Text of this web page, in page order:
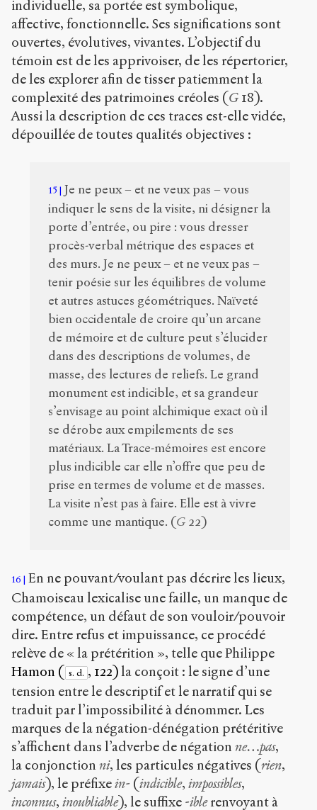
individuelle, sa portée est symbolique,
affective, fonctionnelle. Ses significations sont
ouvertes, évolutives, vivantes. L’objectif du
témoin est de les apprivoiser, de les répertorier,
de les explorer afin de tisser patiemment la
complexité des patrimoines créoles (G 18).
Aussi la description de ces traces est-elle vidée,
dépouillée de toutes qualités objectives :
15
Je ne peux – et ne veux pas – vous
indiquer le sens de la visite, ni désigner la
porte d’entrée, ou pire : vous dresser
procès-verbal métrique des espaces et
des murs. Je ne peux – et ne veux pas –
tenir poésie sur les équilibres de volume
et autres astuces géométriques. Naïveté
bien occidentale de croire qu’un arcane
de mémoire et de culture peut s’élucider
dans des descriptions de volumes, de
masse, des lectures de reliefs. Le grand
monument est indicible, et sa grandeur
s’envisage au point alchimique exact où il
se dérobe aux empilements de ses
matériaux. La Trace-mémoires est encore
plus indicible car elle n’offre que peu de
prise en termes de volume et de masses.
La visite n’est pas à faire. Elle est à vivre
comme une mantique. (G 22)
16
En ne pouvant/voulant pas décrire les lieux,
Chamoiseau lexicalise une faille, un manque de
compétence, un défaut de son vouloir/pouvoir
dire. Entre refus et impuissance, ce procédé
relève de « la prétérition », telle que Philippe
Hamon ( s. d. , 122)la conçoit : le signe d’une
tension entre le descriptif et le narratif qui se
traduit par l’impossibilité à dénommer. Les
marques de la négation-dénégation prétéritive
s’affichent dans l’adverbe de négation ne…pas,
la conjonction ni, les particules négatives (rien,
jamais), le préfixein- (indicible, impossibles,
inconnus, inoubliable), le suffixe -iblerenvoyant à